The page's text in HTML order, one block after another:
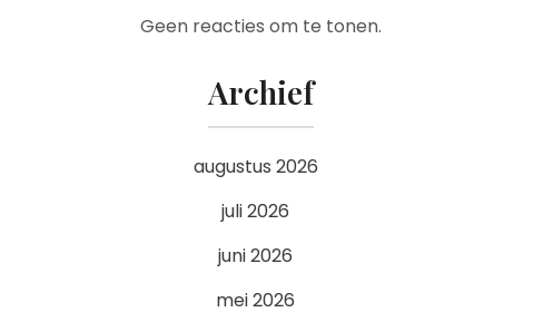
Geen reacties om te tonen.
Archief
augustus 2026
juli 2026
juni 2026
mei 2026